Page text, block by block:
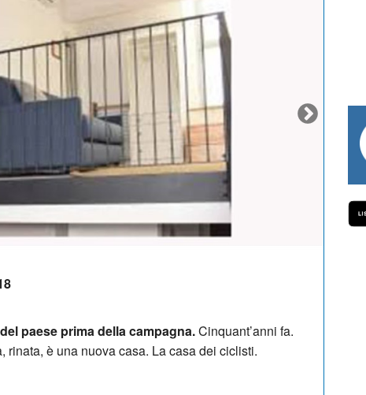
paese prima della campagna.Cinquant’anni fa.
rinata, è una nuova casa. La casa dei ciclisti.
#334 CHARLY WEGELIUS, MAURO